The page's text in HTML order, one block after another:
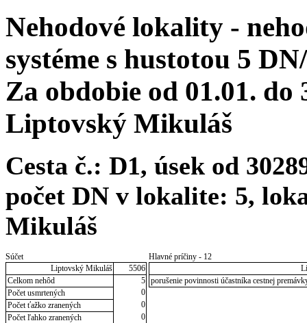
Nehodové lokality -
systéme s hustotou 5
Za obdobie od 01.01. do
Liptovský Mikuláš
Cesta č.: D1, úsek od
počet DN v lokalite: 5,
Mikuláš
Súčet
Liptovský Mikuláš
5506
Celkom nehôd
5
Počet usmrtených
0
Počet ťažko zranených
0
Počet ľahko zranených
0
Hlavné príčiny - 12
porušenie povinnosti účastníka cestnej